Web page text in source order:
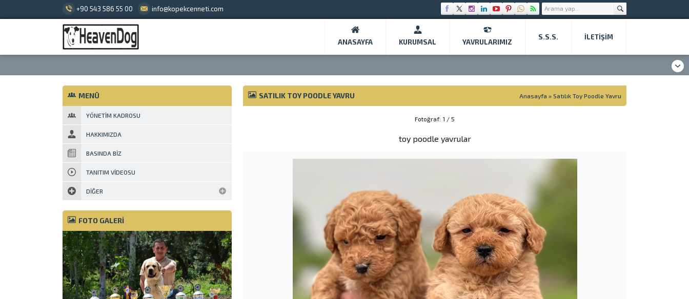
+90 543 586 55 00 info@kopekcenneti.com
ANASAYFA KURUMSAL YAVRULARIMIZ
S.S.S. İLETIŞIM
SATILIK TOY POODLE YAVRU Anasayfa » Satılık Toy Poodle Yavru
Fotoğraf: 1 / 5
toy poodle yavrular
MENÜ
YÖNETIM KADROSU
HAKKIMIZDA
BASINDA BIZ
TANITIM VIDEOSU
DIĞER
FOTO GALERİ